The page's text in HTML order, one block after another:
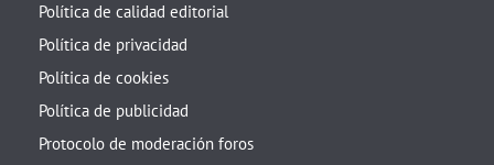
Política de calidad editorial
Política de privacidad
Política de cookies
Política de publicidad
Protocolo de moderación foros